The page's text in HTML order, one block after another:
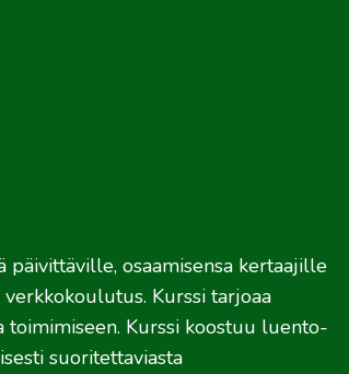
osaamisensa kertaajille
Kurssi tarjoaa
Kurssi koostuu luento-
suoritettaviasta